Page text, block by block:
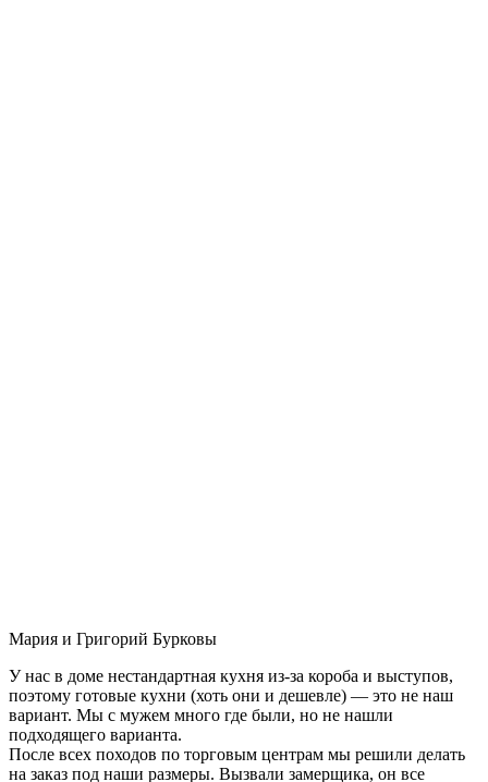
Мария и Григорий Бурковы
У нас в доме нестандартная кухня из-за короба и выступов,
поэтому готовые кухни (хоть они и дешевле) — это не наш
вариант. Мы с мужем много где были, но не нашли
подходящего варианта.
После всех походов по торговым центрам мы решили делать
на заказ под наши размеры. Вызвали замерщика, он все